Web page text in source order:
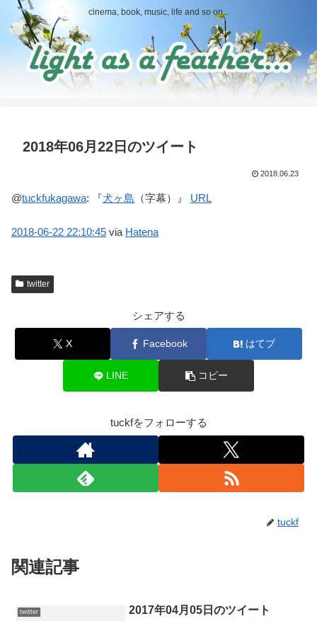
cinema, book, music, life and so on...
2018年06月22日のツイート
2018.06.23
@tuckfukagawa: 『犬ヶ島 （字幕）』 URL
2018-06-22 22:10:45 via Hatena
twitter
シェアする
X Facebook はてブ
LINE コピー
tuckfをフォローする
tuckf
関連記事
twitter 2017年04月05日のツイート